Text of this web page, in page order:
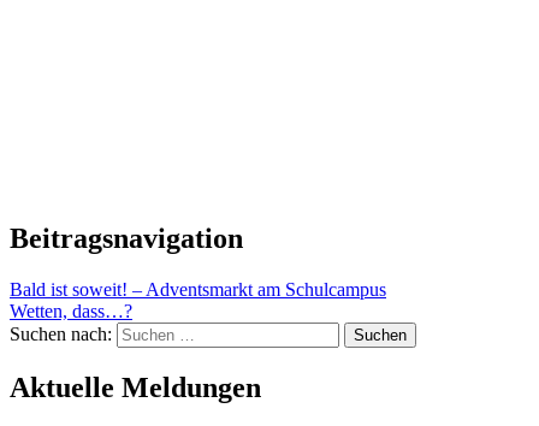
Beitragsnavigation
Bald ist soweit! – Adventsmarkt am Schulcampus
Wetten, dass…?
Suchen nach:
Aktuelle Meldungen